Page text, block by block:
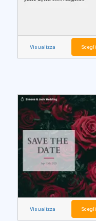
Visualizza Scegli
Visualizza Scegli